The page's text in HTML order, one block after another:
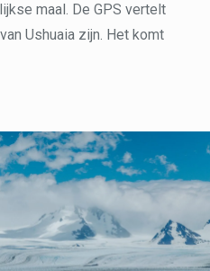
maal. De GPS vertelt
Ushuaia zijn. Het komt